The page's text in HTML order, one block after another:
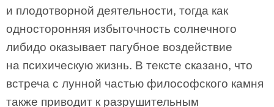
и плодотворной деятельности, тогда как
односторонняя избыточность солнечного
либидо оказывает пагубное воздействие
на психическую жизнь. В тексте сказано, что
встреча с лунной частью философского камня
также приводит к разрушительным